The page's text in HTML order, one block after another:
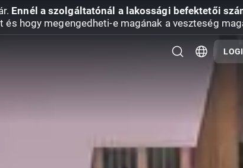
Ennél a szolgáltatónál a lakossági befektetői
és hogy megengedheti-e magának a veszteség